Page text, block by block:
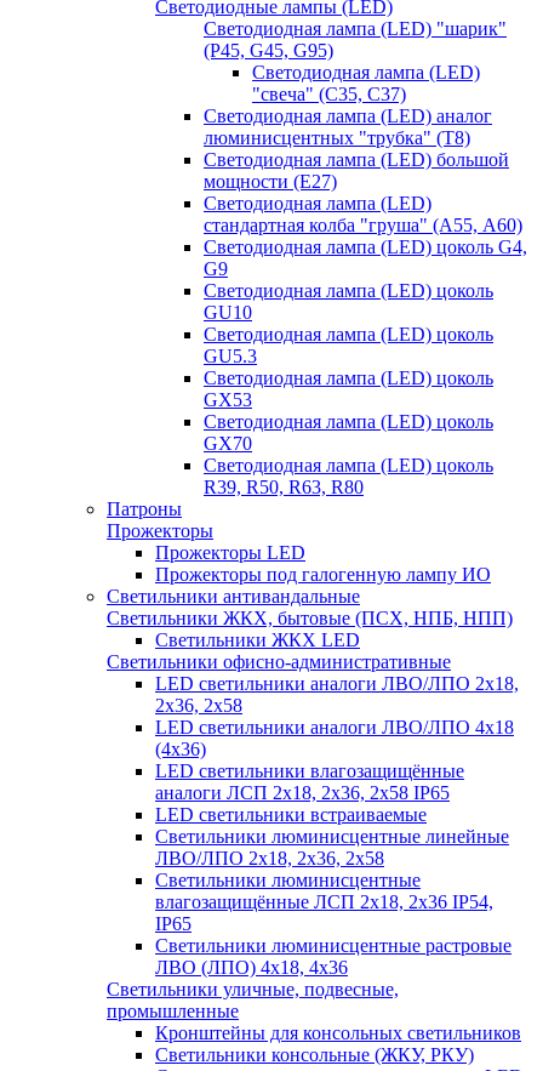
Светодиодные лампы (LED)
Светодиодная лампа (LED) "шарик"
(P45, G45, G95)
Светодиодная лампа (LED)
"свеча" (С35, С37)
Светодиодная лампа (LED) аналог
люминисцентных "трубка" (T8)
Светодиодная лампа (LED) большой
мощности (Е27)
Светодиодная лампа (LED)
стандартная колба "груша" (А55, А60)
Светодиодная лампа (LED) цоколь G4,
G9
Светодиодная лампа (LED) цоколь
GU10
Светодиодная лампа (LED) цоколь
GU5.3
Светодиодная лампа (LED) цоколь
GX53
Светодиодная лампа (LED) цоколь
GX70
Светодиодная лампа (LED) цоколь
R39, R50, R63, R80
Патроны
Прожекторы
Прожекторы LED
Прожекторы под галогенную лампу ИО
Светильники антивандальные
Светильники ЖКХ, бытовые (ПСХ, НПБ, НПП)
Светильники ЖКХ LED
Светильники офисно-административные
LED светильники аналоги ЛВО/ЛПО 2х18,
2х36, 2х58
LED светильники аналоги ЛВО/ЛПО 4х18
(4х36)
LED светильники влагозащищённые
аналоги ЛСП 2х18, 2х36, 2х58 IP65
LED светильники встраиваемые
Светильники люминисцентные линейные
ЛВО/ЛПО 2х18, 2х36, 2х58
Светильники люминисцентные
влагозащищённые ЛСП 2х18, 2х36 IP54,
IP65
Светильники люминисцентные растровые
ЛВО (ЛПО) 4х18, 4х36
Светильники уличные, подвесные,
промышленные
Кронштейны для консольных светильников
Светильники консольные (ЖКУ, РКУ)